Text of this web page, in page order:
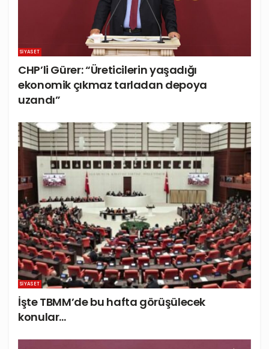
SIYASET
CHP’li Gürer: “Üreticilerin yaşadığı
ekonomik çıkmaz tarladan depoya
uzandı”
SIYASET
İşte TBMM’de bu hafta görüşülecek
konular…